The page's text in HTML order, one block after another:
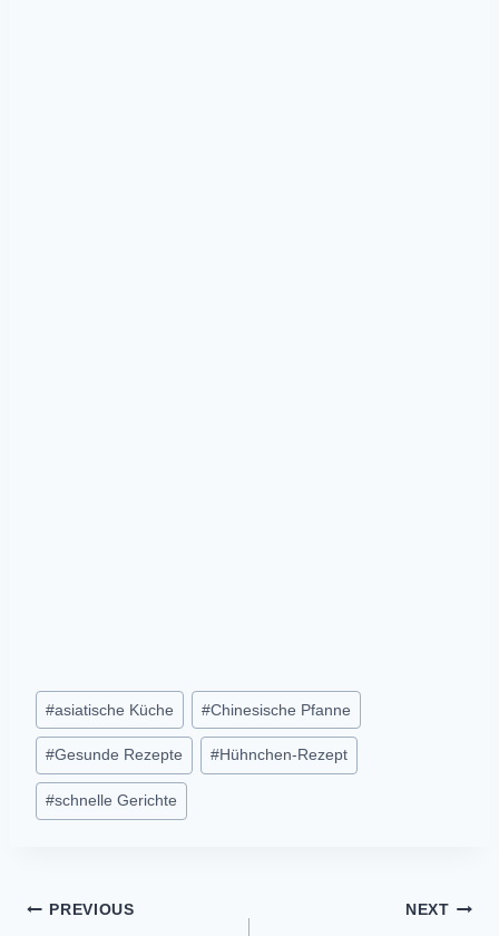
Post
Tags:
#asiatische Küche #Chinesische Pfanne
#Gesunde Rezepte #Hühnchen-Rezept
#schnelle Gerichte
Post
PREVIOUS NEXT